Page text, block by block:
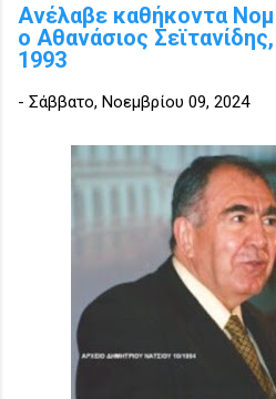
Ανέλαβε καθήκοντα
ο Αθανάσιος
1993
- Σάββατο, Νοεμβρίου 09, 2024